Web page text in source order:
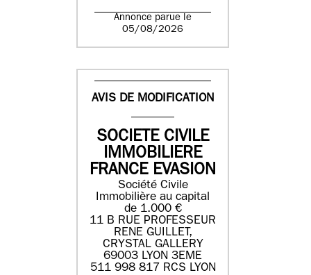
Annonce parue le
05/08/2026
AVIS DE MODIFICATION
SOCIETE CIVILE
IMMOBILIERE
FRANCE EVASION
Société Civile
Immobilière au capital
de 1.000 €
11 B RUE PROFESSEUR
RENE GUILLET,
CRYSTAL GALLERY
69003 LYON 3EME
511 998 817 RCS LYON